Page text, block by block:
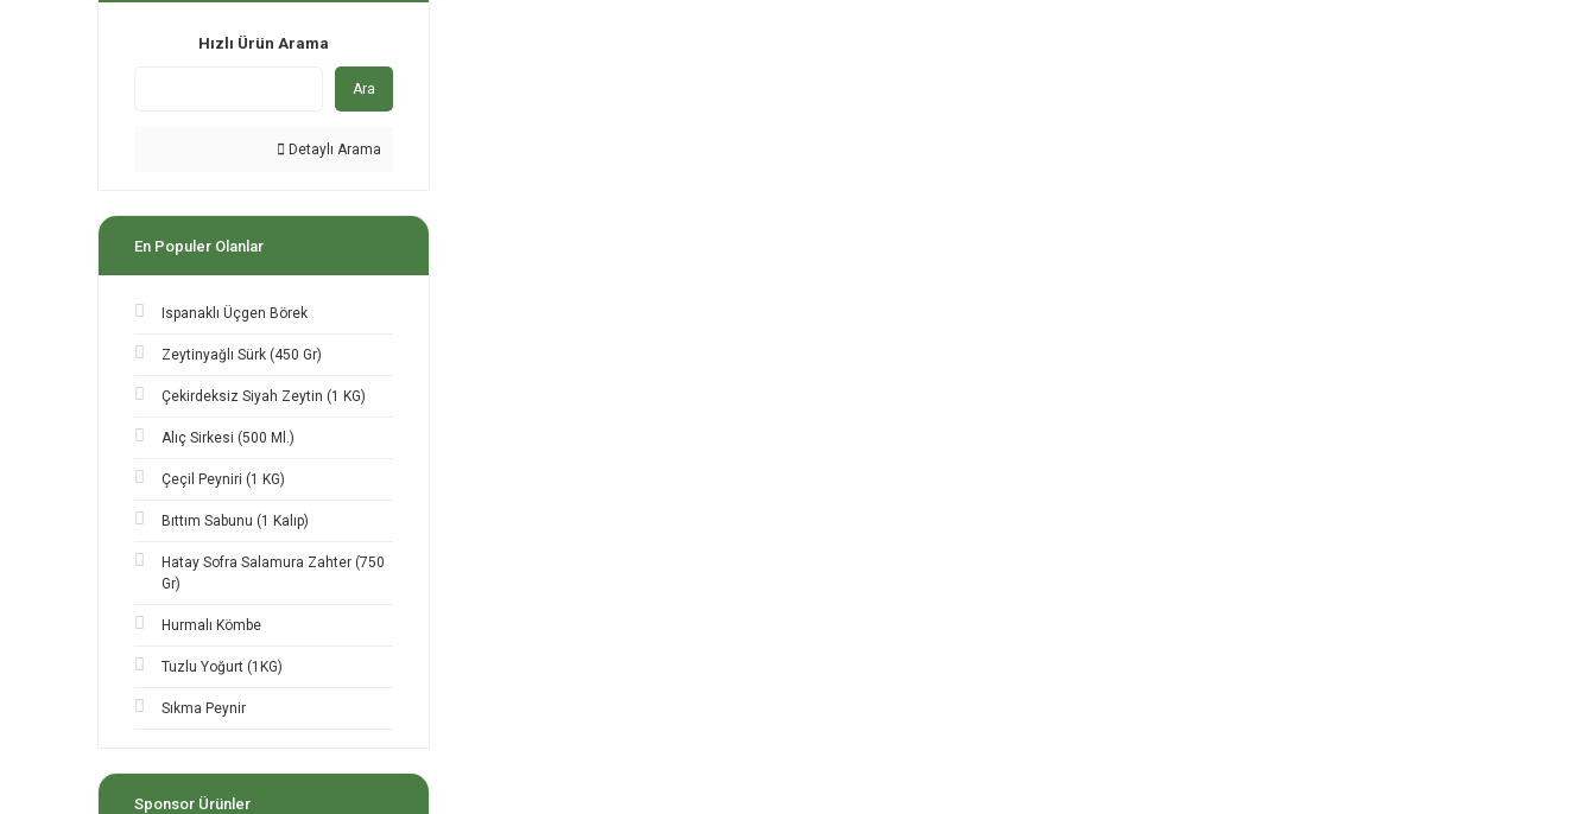
Hızlı Ürün Arama
Ara
Detaylı Arama
En Populer Olanlar
Ispanaklı Üçgen Börek
Zeytinyağlı Sürk (450 Gr)
Çekirdeksiz Siyah Zeytin (1 KG)
Alıç Sirkesi (500 Ml.)
Çeçil Peyniri (1 KG)
Bıttım Sabunu (1 Kalıp)
Hatay Sofra Salamura Zahter (750
Gr)
Hurmalı Kömbe
Tuzlu Yoğurt (1KG)
Sıkma Peynir
Sponsor Ürünler